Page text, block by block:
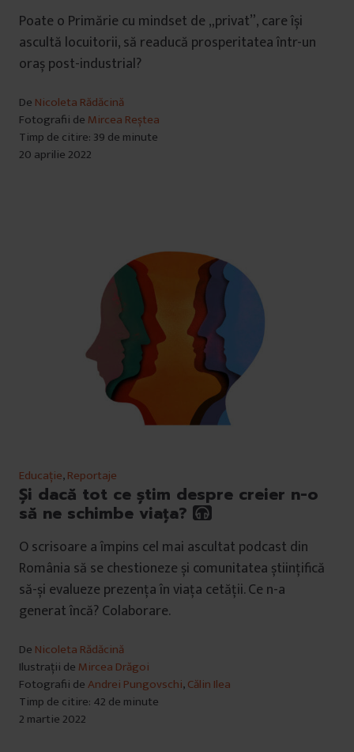
Poate o Primărie cu mindset de „privat”, care își
ascultă locuitorii, să readucă prosperitatea într-un
oraș post-industrial?
De Nicoleta Rădăcină
Fotografii de Mircea Reștea
Timp de citire: 39 de minute
20 aprilie 2022
Educație,Reportaje
Și dacă tot ce știm despre creier n-o
să ne schimbe viața?
O scrisoare a împins cel mai ascultat podcast din
România să se chestioneze și comunitatea științifică
să-și evalueze prezența în viața cetății. Ce n-a
generat încă? Colaborare.
De Nicoleta Rădăcină
Ilustrații de Mircea Drăgoi
Fotografii deAndrei Pungovschi,Călin Ilea
Timp de citire: 42 de minute
2 martie 2022